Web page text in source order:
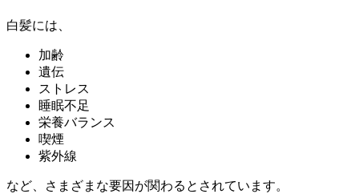
白髪には、
加齢
遺伝
ストレス
睡眠不足
栄養バランス
喫煙
紫外線
など、さまざまな要因が関わるとされています。